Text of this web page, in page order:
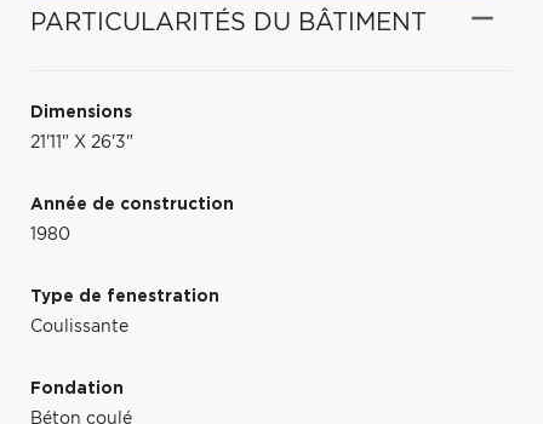
PARTICULARITÉS DU BÂTIMENT
Dimensions
21'11" X 26'3"
Année de construction
1980
Type de fenestration
Coulissante
Fondation
Béton coulé